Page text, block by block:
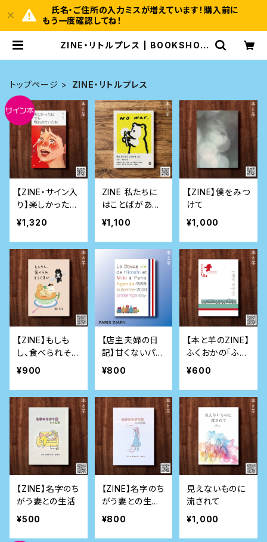
氏名・ご住所の入力ミスが増えています！購入前に
もう一度確認してね！
ZINE・リトルプレス | BOOKSHOP
トップページ ZINE・リトルプレス
【ZINE・サイン入
り】楽しかったね
でも 呪われてい
たね
¥1,320
ZINE 私たちに
はことばがあっ
た vol.1〈政治と
私〉
¥1,100
【ZINE】僕をみつ
けて
¥1,000
【ZINE】もしも
し、食べられそう
ですか
¥900
【店主夫婦の日
記】甘くないパリ
生活日記 1999
¥800
【本と羊のZINE】
ふくおかの「ふ」。
FUKUOKA SH
¥600
【ZINE】名字のち
がう妻との生活
¥500
【ZINE】名字のち
がう妻との生活
ぜんぶ盛り
¥800
見えないものに
流されて
¥1,000